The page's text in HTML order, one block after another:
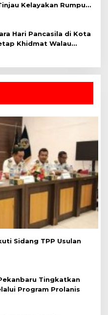
Kelayakan Rumput
Hari Pancasila di Kota
Khidmat Walau
Sidang TPP Usulan
Tingkatkan
Program Prolanis